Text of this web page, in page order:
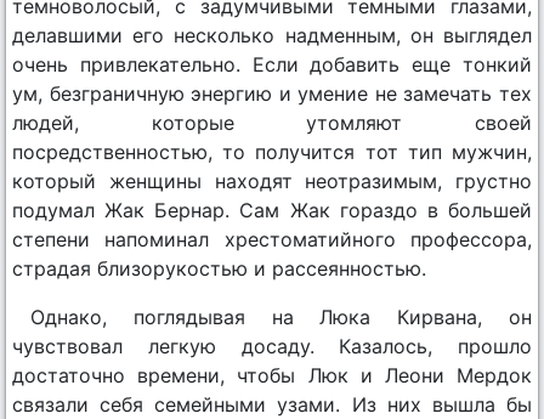
темноволосый, с задумчивыми темными глазами,
делавшими его несколько надменным, он выглядел
очень привлекательно. Если добавить еще тонкий
ум, безграничную энергию и умение не замечать тех
людей, которые утомляют своей
посредственностью, то получится тот тип мужчин,
который женщины находят неотразимым, грустно
подумал Жак Бернар. Сам Жак гораздо в большей
степени напоминал хрестоматийного профессора,
страдая близорукостью и рассеянностью.
Однако, поглядывая на Люка Кирвана, он
чувствовал легкую досаду. Казалось, прошло
достаточно времени, чтобы Люк и Леони Мердок
связали себя семейными узами. Из них вышла бы